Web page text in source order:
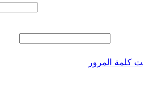
كلمة المرور